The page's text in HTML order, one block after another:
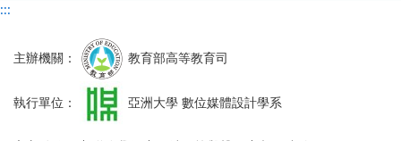
:::
主辦機關： 教育部高等教育司
執行單位： 亞洲大學 數位媒體設計學系